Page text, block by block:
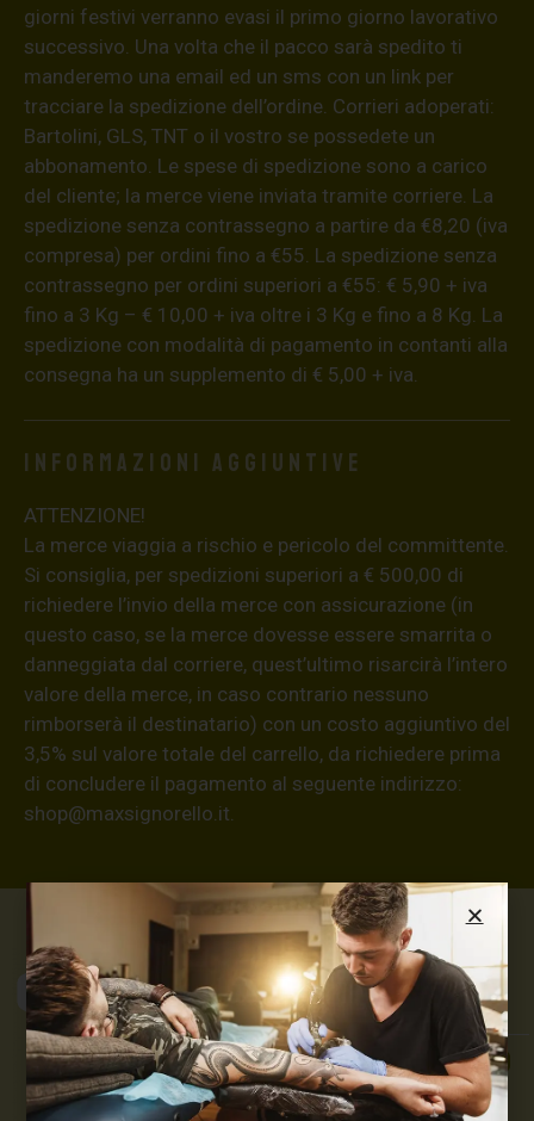
giorni festivi verranno evasi il primo giorno lavorativo
successivo. Una volta che il pacco sarà spedito ti
manderemo una email ed un sms con un link per
tracciare la spedizione dell’ordine. Corrieri adoperati:
Bartolini, GLS, TNT o il vostro se possedete un
abbonamento. Le spese di spedizione sono a carico
del cliente; la merce viene inviata tramite corriere. La
spedizione senza contrassegno a partire da €8,20 (iva
compresa) per ordini fino a €55. La spedizione senza
contrassegno per ordini superiori a €55: € 5,90 + iva
fino a 3 Kg – € 10,00 + iva oltre i 3 Kg e fino a 8 Kg. La
spedizione con modalità di pagamento in contanti alla
consegna ha un supplemento di € 5,00 + iva.
Informazioni aggiuntive
ATTENZIONE!
La merce viaggia a rischio e pericolo del committente.
Si consiglia, per spedizioni superiori a € 500,00 di
richiedere l’invio della merce con assicurazione (in
questo caso, se la merce dovesse essere smarrita o
danneggiata dal corriere, quest’ultimo risarcirà l’intero
valore della merce, in caso contrario nessuno
rimborserà il destinatario) con un costo aggiuntivo del
3,5% sul valore totale del carrello, da richiedere prima
di concludere il pagamento al seguente indirizzo:
shop@maxsignorello.it
Max Signorello
Tattoo Supply
TUTTO PER IL TUO
TATTOO STUDIO